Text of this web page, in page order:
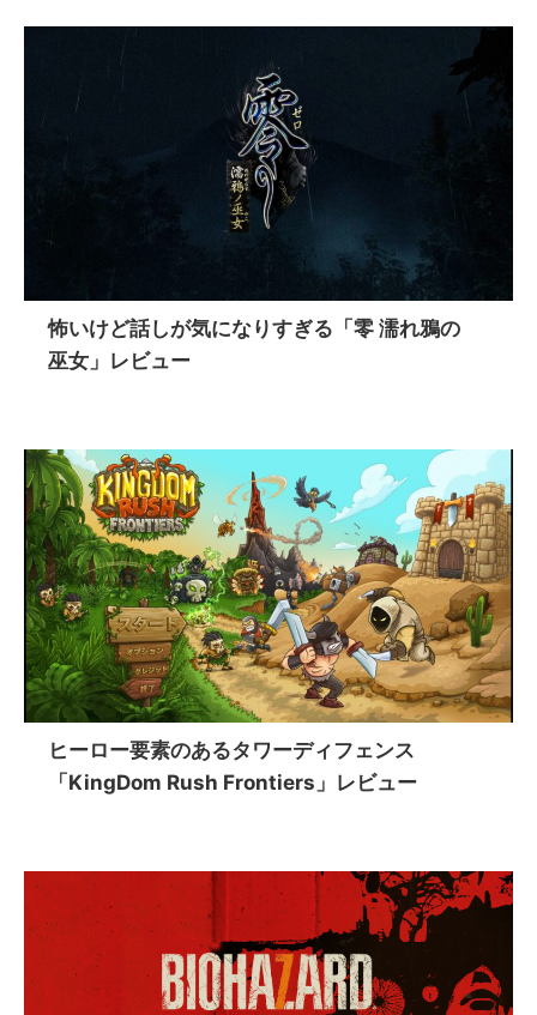
怖いけど話しが気になりすぎる「零 濡れ鴉の
巫女」レビュー
ヒーロー要素のあるタワーディフェンス
「KingDom Rush Frontiers」レビュー